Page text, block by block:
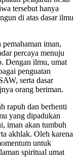
tersebut hanya
di atas dasar ilmu
iman,
percaya menuju
Dengan ilmu, umat
penguatan
serta dasar
orang beriman.
rapuh dan berhenti
yang dipadukan
iman akan tumbuh
akhlak. Oleh karena
untuk
spiritual umat